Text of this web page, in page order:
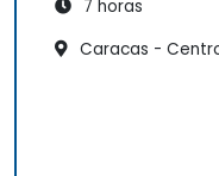
7 horas
Caracas -